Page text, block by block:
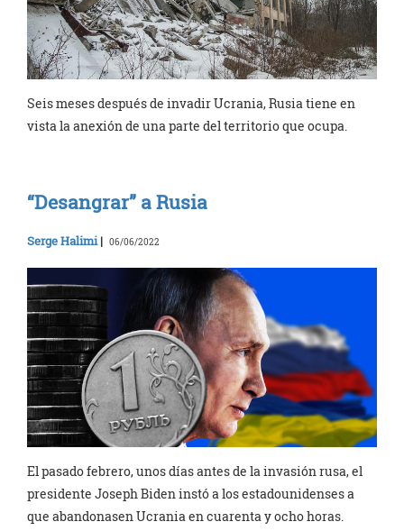
Seis meses después de invadir Ucrania, Rusia tiene en
vista la anexión de una parte del territorio que ocupa.
“Desangrar” a Rusia
Serge Halimi| 06/06/2022
El pasado febrero, unos días antes de la invasión rusa, el
presidente Joseph Biden instó a los estadounidenses a
que abandonasen Ucrania en cuarenta y ocho horas.